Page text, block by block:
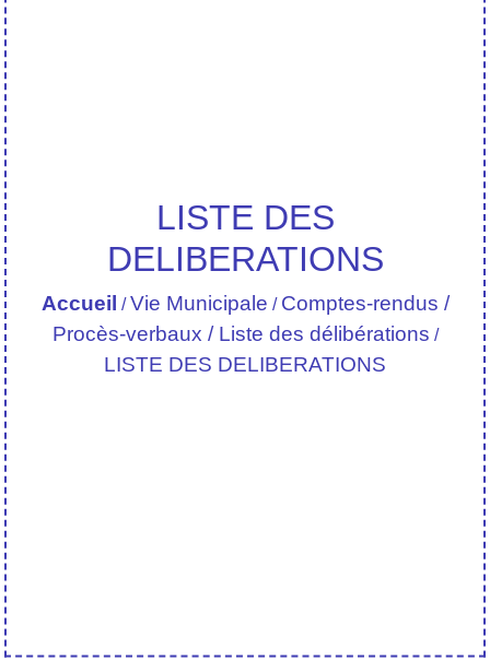
LISTE DES
DELIBERATIONS
Accueil /Vie Municipale / Comptes-rendus /
Procès-verbaux / Liste des délibérations /
LISTE DES DELIBERATIONS